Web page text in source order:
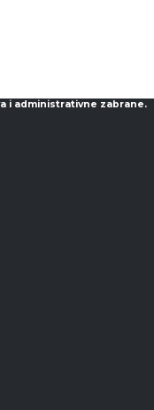
i administrativne zabrane.